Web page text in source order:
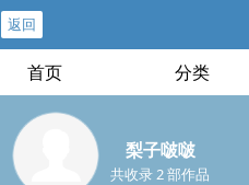
返回
首页 分类
梨子啵啵
共收录 2 部作品